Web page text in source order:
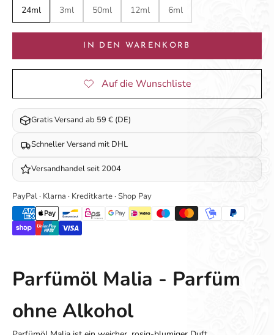
24ml
3ml 50ml 12ml 6ml
IN DEN WARENKORB
Gratis Versand ab 59 € (DE)
Schneller Versand mit DHL
Versandhandel seit 2004
PayPal · Klarna · Kreditkarte · Shop Pay
Parfümöl Malia - Parfüm
ohne Alkohol